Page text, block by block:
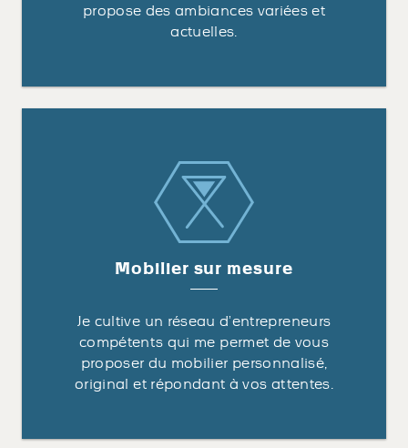
propose des ambiances variées et
actuelles.
Mobilier sur mesure
Je cultive un réseau d’entrepreneurs
compétents qui me permet de vous
proposer du mobilier personnalisé,
original et répondant à vos attentes.